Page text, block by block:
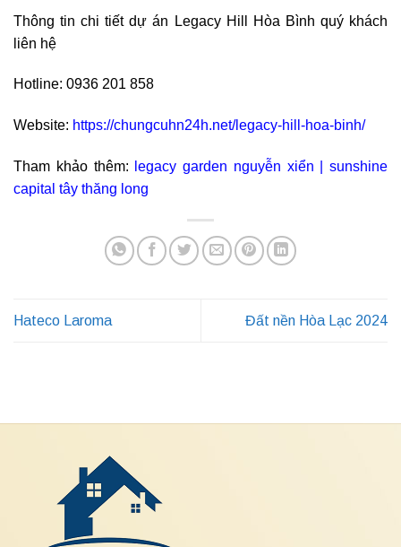
Thông tin chi tiết dự án Legacy Hill Hòa Bình quý khách
liên hệ
Hotline: 0936 201 858
Website: https://chungcuhn24h.net/legacy-hill-hoa-binh/
Tham khảo thêm: legacy garden nguyễn xiển
sunshine
capital tây thăng long
Hateco Laroma Đất nền Hòa Lạc 2024